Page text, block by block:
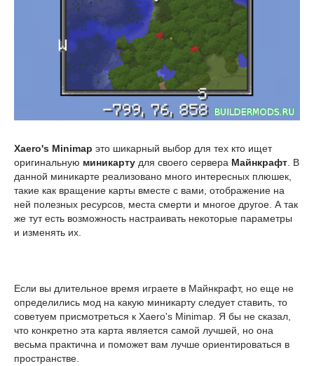
Xaero's Minimap это шикарный выбор для тех кто ищет
оригинальную миникарту для своего сервера Майнкрафт. В
данной миникарте реализовано много интересных плюшек,
такие как вращение карты вместе с вами, отображение на
ней полезных ресурсов, места смерти и многое другое. А так
же тут есть возможность настраивать некоторые параметры
и изменять их.
Если вы длительное время играете в Майнкрафт, но еще не
определились мод на какую миникарту следует ставить, то
советуем присмотреться к Xaero's Minimap. Я бы не сказал,
что конкретно эта карта является самой лучшей, но она
весьма практична и поможет вам лучше ориентироваться в
пространстве.